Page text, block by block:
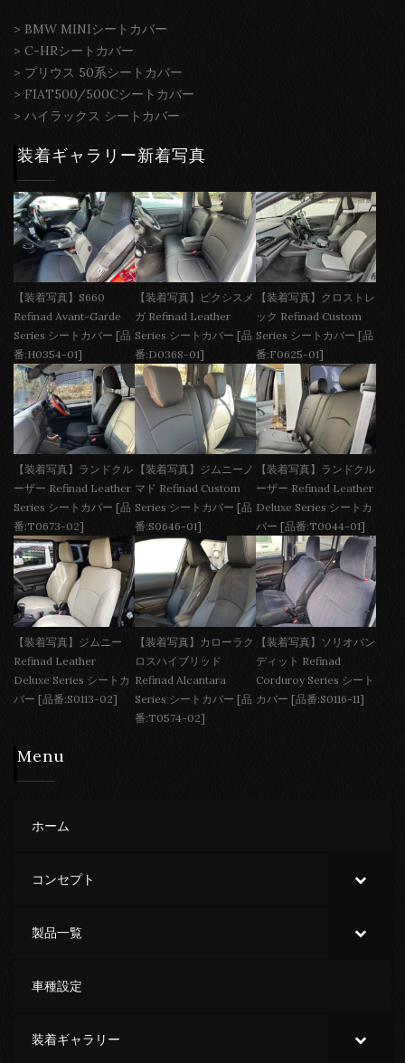
> BMW MINIシートカバー
> C-HRシートカバー
> プリウス 50系シートカバー
> FIAT500/500Cシートカバー
> ハイラックス シートカバー
装着ギャラリー新着写真
【装着写真】S660
Refinad Avant-Garde
Series シートカバー [品
番:H0354-01]
【装着写真】ピクシスメ
ガ Refinad Leather
Series シートカバー [品
番:D0368-01]
【装着写真】クロストレ
ック Refinad Custom
Series シートカバー [品
番:F0625-01]
【装着写真】ランドクル
ーザー Refinad Leather
Series シートカバー [品
番:T0673-02]
【装着写真】ジムニーノ
マド Refinad Custom
Series シートカバー [品
番:S0646-01]
【装着写真】ランドクル
ーザー Refinad Leather
Deluxe Series シートカ
バー [品番:T0044-01]
【装着写真】ジムニー
Refinad Leather
Deluxe Series シートカ
バー [品番:S0113-02]
【装着写真】カローラク
ロスハイブリッド
Refinad Alcantara
Series シートカバー [品
番:T0574-02]
【装着写真】ソリオバン
ディット Refinad
Corduroy Series シート
カバー [品番:S0116-11]
Menu
ホーム
コンセプト
製品一覧
車種設定
装着ギャラリー